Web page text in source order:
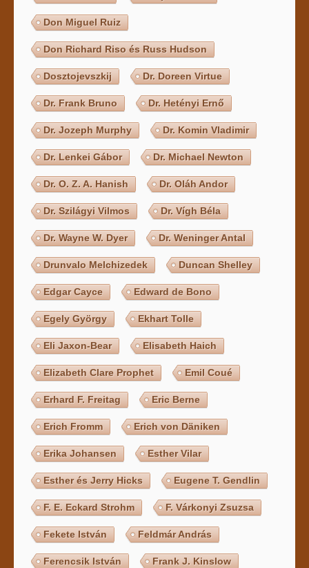
Don Miguel Ruiz
Don Richard Riso és Russ Hudson
Dosztojevszkij Dr. Doreen Virtue
Dr. Frank Bruno Dr. Hetényi Ernő
Dr. Jozeph Murphy Dr. Komin Vladimir
Dr. Lenkei Gábor Dr. Michael Newton
Dr. O. Z. A. Hanish Dr. Oláh Andor
Dr. Szilágyi Vilmos Dr. Vígh Béla
Dr. Wayne W. Dyer Dr. Weninger Antal
Drunvalo Melchizedek Duncan Shelley
Edgar Cayce Edward de Bono
Egely György Ekhart Tolle
Eli Jaxon-Bear Elisabeth Haich
Elizabeth Clare Prophet Emil Coué
Erhard F. Freitag Eric Berne
Erich Fromm Erich von Däniken
Erika Johansen Esther Vilar
Esther és Jerry Hicks Eugene T. Gendlin
F. E. Eckard Strohm F. Várkonyi Zsuzsa
Fekete István Feldmár András
Ferencsik István Frank J. Kinslow